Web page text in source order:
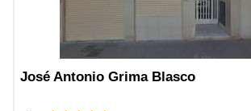
José Antonio Grima Blasco